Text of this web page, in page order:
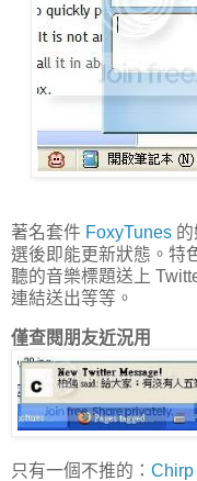
著名套件 FoxyTunes
選後即能更新狀態。特
聽的音樂標題送上
連結送出等等。
僅查閱朋友近況用
只有一個不推的： Chirp